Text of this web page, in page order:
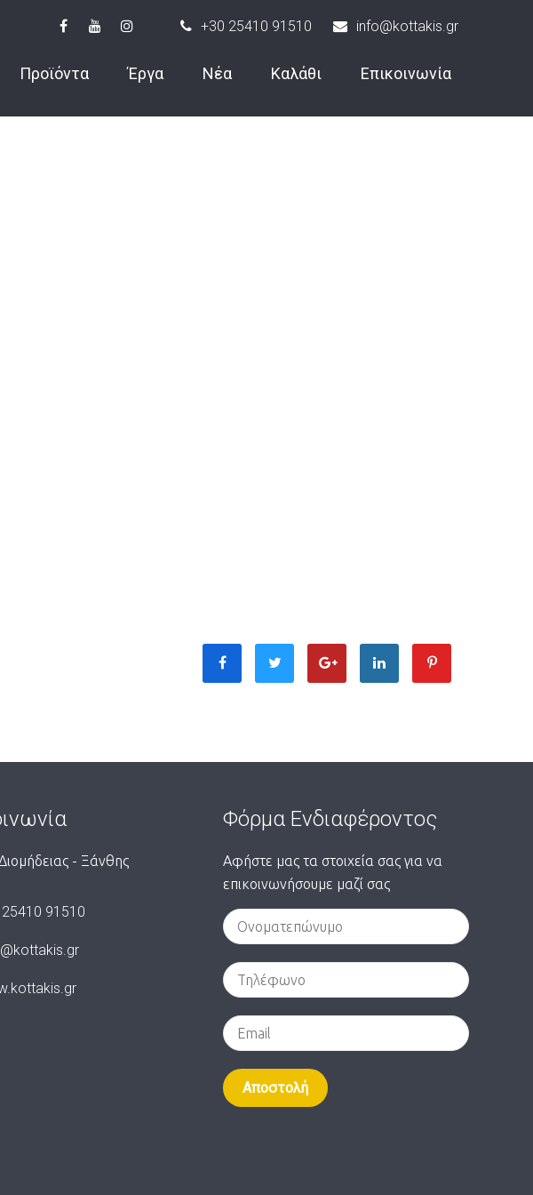
+30 25410 91510 info@kottakis.gr
Προϊόντα Έργα Νέα Καλάθι Επικοινωνία
- Ξάνθης
91510
Φόρμα Ενδιαφέροντος
Αφήστε μας τα στοιχεία σας για να
επικοινωνήσουμε μαζί σας